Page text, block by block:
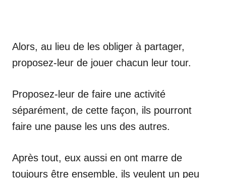
Alors, au lieu de les obliger à partager,
proposez-leur de jouer chacun leur tour.
Proposez-leur de faire une activité
séparément, de cette façon, ils pourront
faire une pause les uns des autres.
Après tout, eux aussi en ont marre de
toujours être ensemble, ils veulent un peu